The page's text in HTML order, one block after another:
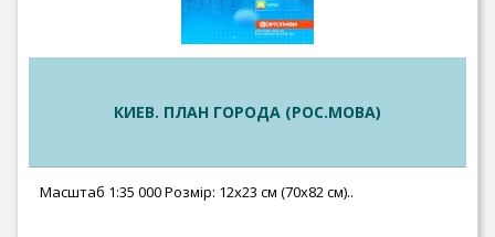
КИЕВ. ПЛАН ГОРОДА (РОС.МОВА)
Масштаб 1:35 000 Розмір: 12х23 см (70х82 см)..